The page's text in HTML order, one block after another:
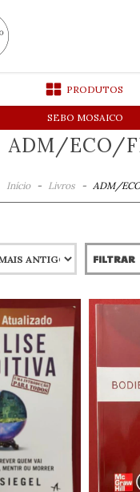
PRODUTOS
SEBO MOSAICO
ADM/ECO/
Início - Livros - ADM/
FILTRAR